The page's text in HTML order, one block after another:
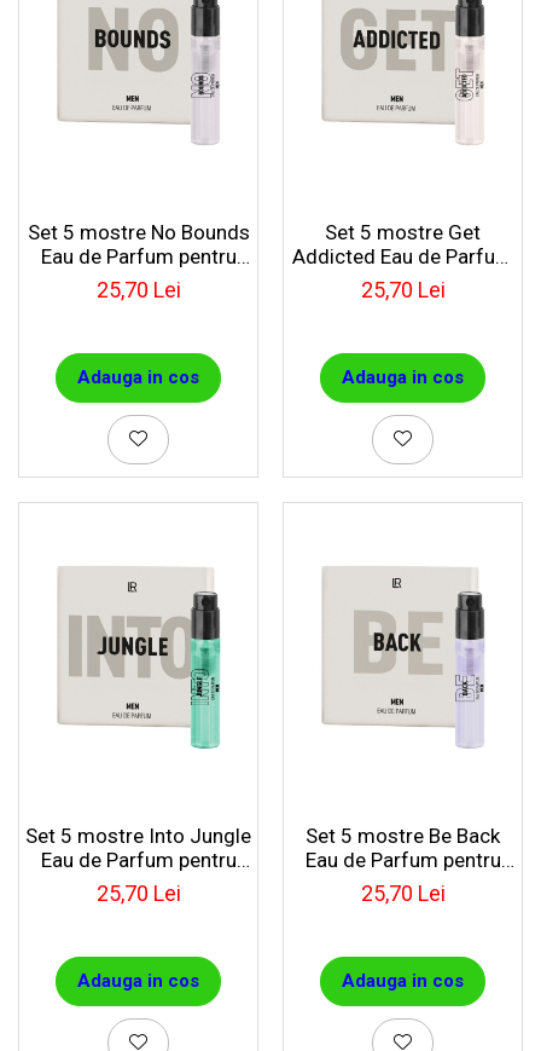
Set 5 mostre No Bounds
Eau de Parfum pentru
barbați
25,70 Lei
Adauga in cos
Set 5 mostre Get
Addicted Eau de Parfum
pentru barbați
25,70 Lei
Adauga in cos
Set 5 mostre Into Jungle
Eau de Parfum pentru
barbați
25,70 Lei
Adauga in cos
Set 5 mostre Be Back
Eau de Parfum pentru
barbați
25,70 Lei
Adauga in cos